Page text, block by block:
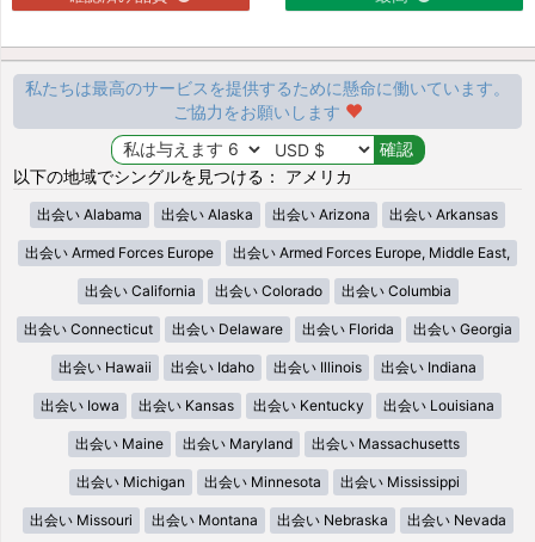
私たちは最高のサービスを提供するために懸命に働いています。
ご協力をお願いします
以下の地域でシングルを見つける： アメリカ
出会い Alabama 出会い Alaska 出会い Arizona 出会い Arkansas
出会い Armed Forces Europe 出会い Armed Forces Europe, Middle East,
出会い California 出会い Colorado 出会い Columbia
出会い Connecticut 出会い Delaware 出会い Florida 出会い Georgia
出会い Hawaii 出会い Idaho 出会い Illinois 出会い Indiana
出会い Iowa 出会い Kansas 出会い Kentucky 出会い Louisiana
出会い Maine 出会い Maryland 出会い Massachusetts
出会い Michigan 出会い Minnesota 出会い Mississippi
出会い Missouri 出会い Montana 出会い Nebraska 出会い Nevada